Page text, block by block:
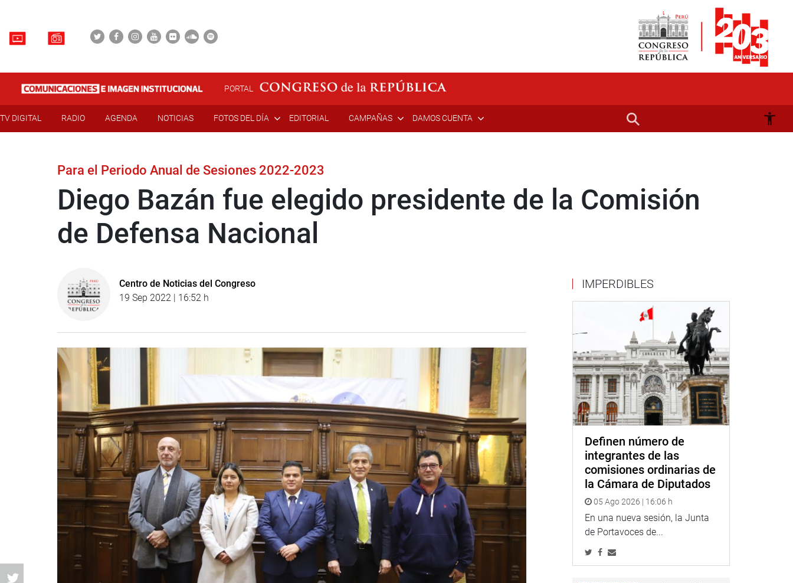
PORTAL
TV DIGITAL RADIO AGENDA NOTICIAS FOTOS DEL DÍA EDITORIAL CAMPAÑAS DAMOS CUENTA
Para el Periodo Anual de Sesiones 2022-2023
Diego Bazán fue elegido presidente de la Comisión
de Defensa Nacional
Centro de Noticias del Congreso
19 Sep 2022 | 16:52 h
IMPERDIBLES
Definen número de
integrantes de las
comisiones ordinarias de
la Cámara de Diputados
05 Ago 2026 | 16:06 h
En una nueva sesión, la Junta
de Portavoces de...